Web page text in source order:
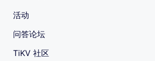
活动
问答论坛
TiKV 社区